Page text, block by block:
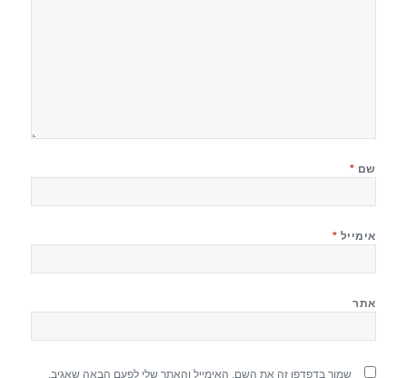
שם *
אימייל *
אתר
שמור בדפדפן זה את השם, האימייל והאתר שלי לפעם הבאה שאגיב.